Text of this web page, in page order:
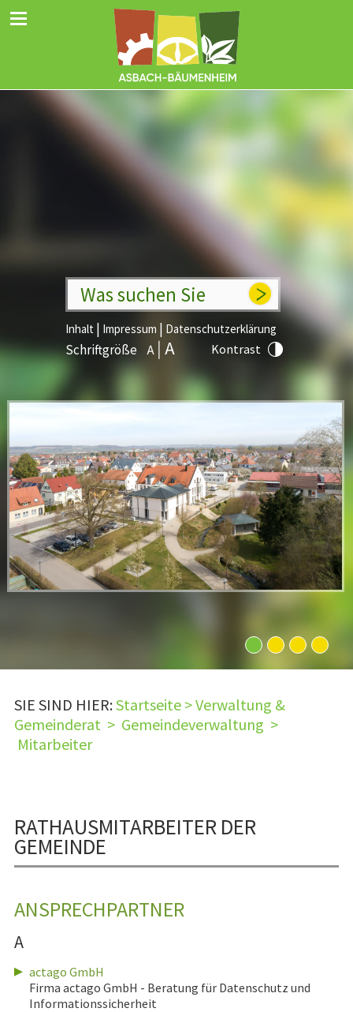
Was suchen Sie
Inhalt | Impressum | Datenschutzerklärung
Schriftgröße Kontrast
SIE SIND HIER:Startseite>Verwaltung &
Gemeinderat> Gemeindeverwaltung >
Mitarbeiter
RATHAUSMITARBEITER DER
GEMEINDE
ANSPRECHPARTNER
A
actago GmbH
Firma actago GmbH - Beratung für Datenschutz und
Informationssicherheit